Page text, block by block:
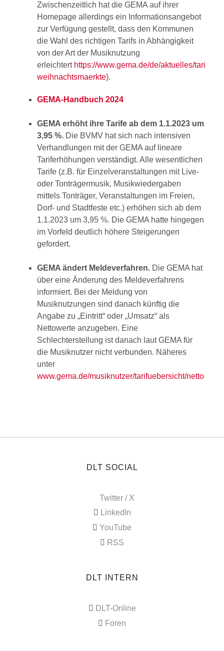
Zwischenzeitlich hat die GEMA auf ihrer
Homepage allerdings ein Informationsangebot
zur Verfügung gestellt, dass den Kommunen
die Wahl des richtigen Tarifs in Abhängigkeit
von der Art der Musiknutzung
erleichtert https://www.gema.de/de/aktuelles/
weihnachtsmaerkte).
GEMA-Handbuch 2024
GEMA erhöht ihre Tarife ab dem 1.1.2023 um
3,95 %. Die BVMV hat sich nach intensiven
Verhandlungen mit der GEMA auf lineare
Tariferhöhungen verständigt. Alle wesentlichen
Tarife (z.B. für Einzelveranstaltungen mit Live-
oder Tonträgermusik, Musikwiedergaben
mittels Tonträger, Veranstaltungen im Freien,
Dorf- und Stadtfeste etc.) erhöhen sich ab dem
1.1.2023 um 3,95 %. Die GEMA hatte hingegen
im Vorfeld deutlich höhere Steigerungen
gefordert.
GEMA ändert Meldeverfahren. Die GEMA hat
über eine Änderung des Meldeverfahrens
informiert. Bei der Meldung von
Musiknutzungen sind danach künftig die
Angabe zu „Eintritt“ oder „Umsatz“ als
Nettowerte anzugeben. Eine
Schlechterstellung ist danach laut GEMA für
die Musiknutzer nicht verbunden. Näheres
unter
www.gema.de/musiknutzer/tarifuebersicht/netto
DLT SOCIAL
Twitter / X
LinkedIn
YouTube
RSS
DLT INTERN
DLT-Online
Foren